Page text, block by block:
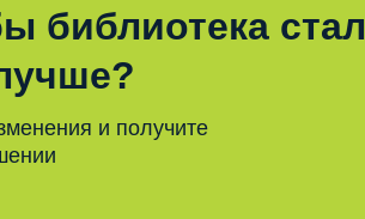
библиотека
и получите